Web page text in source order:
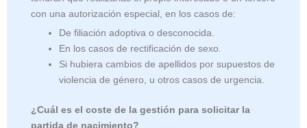
con una autorización especial, en los casos de:
De filiación adoptiva o desconocida.
En los casos de rectificación de sexo.
Si hubiera cambios de apellidos por supuestos de
violencia de género, u otros casos de urgencia.
¿Cuál es el coste de la gestión para solicitar la
partida de nacimiento?